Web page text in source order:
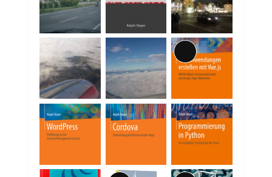
Beschreibung
Lange
Beschreibung